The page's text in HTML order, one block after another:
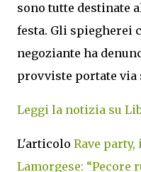
sono tutte destinate
festa. Gli spiegherei
negoziante ha
provviste portate via
Leggi la notizia su
L'articolo Rave
Lamorgese: “Pecore